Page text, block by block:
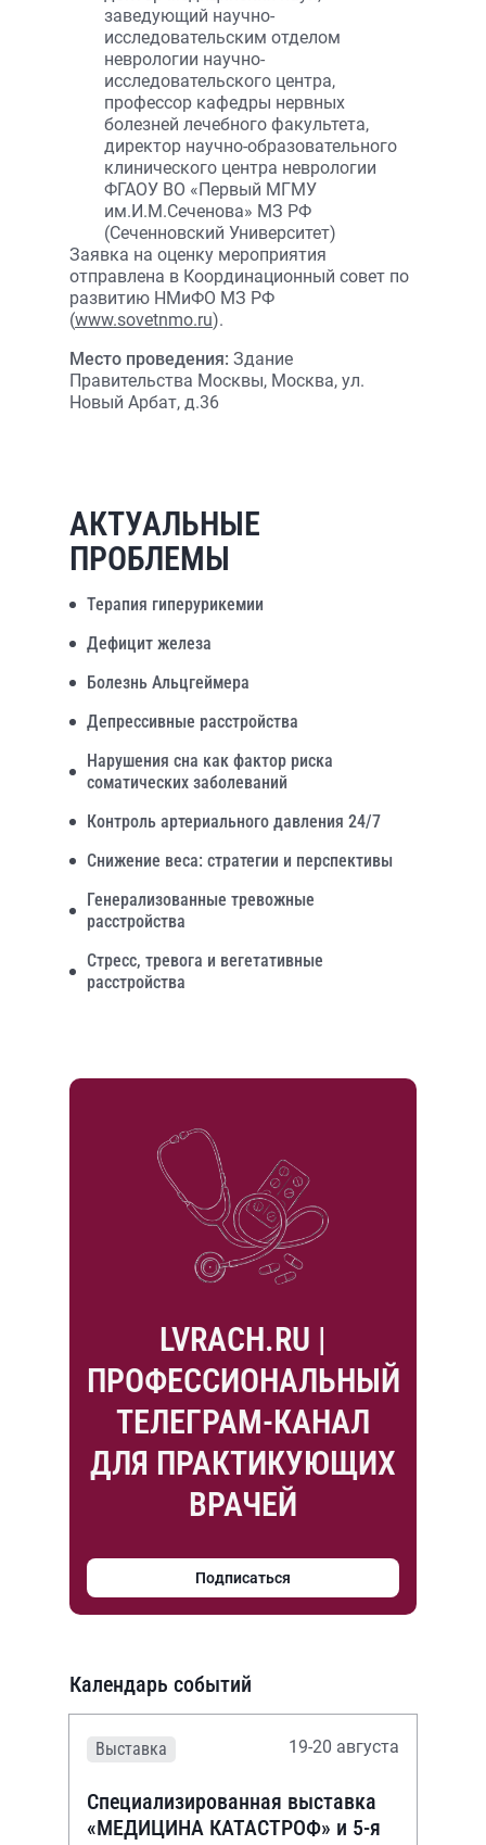
заведующий научно-
исследовательским отделом
неврологии научно-
исследовательского центра,
профессор кафедры нервных
болезней лечебного факультета,
директор научно-образовательного
клинического центра неврологии
ФГАОУ ВО «Первый МГМУ
им.И.М.Сеченова» МЗ РФ
(Сеченновский Университет)
Заявка на оценку мероприятия
отправлена в Координационный совет по
развитию НМиФО МЗ РФ
(www.sovetnmo.ru).
Место проведения: Здание
Правительства Москвы, Москва, ул.
Новый Арбат, д.36
АКТУАЛЬНЫЕ
ПРОБЛЕМЫ
Терапия гиперурикемии
Дефицит железа
Болезнь Альцгеймера
Депрессивные расстройства
Нарушения сна как фактор риска
соматических заболеваний
Контроль артериального давления 24/7
Снижение веса: стратегии и перспективы
Генерализованные тревожные
расстройства
Стресс, тревога и вегетативные
расстройства
LVRACH.RU |
ПРОФЕССИОНАЛЬНЫЙ
ТЕЛЕГРАМ-КАНАЛ
ДЛЯ ПРАКТИКУЮЩИХ
ВРАЧЕЙ
Подписаться
Календарь событий
Выставка 19-20 августа
Специализированная выставка
«МЕДИЦИНА КАТАСТРОФ» и 5-я